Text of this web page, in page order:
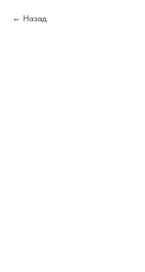
Назад